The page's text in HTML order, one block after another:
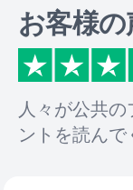
お客様の
人々が公共
ントを読んで